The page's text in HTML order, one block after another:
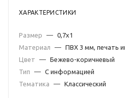
ХАРАКТЕРИСТИКИ
Размер — 0,7х1
Материал
— ПВХ 3 мм, печать
Цвет
— Бежево-коричневый
Тип
— С информацией
Тематика
— Классический